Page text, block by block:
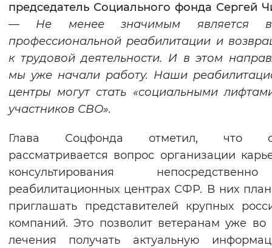
Звуковой ассистент
Воспроизвести Остановить
Вернуть стандартные настройки
председатель Социального фонда Сергей
— Не менее значимым является
профессиональной реабилитации и
к трудовой деятельности. И в этом
мы уже начали работу. Наши
центры могут стать «социальными
участников СВО».
Глава Соцфонда отметил, что
рассматривается вопрос организации
консультирования
реабилитационных центрах СФР. В них
приглашать представителей крупных
компаний. Это позволит ветеранам уже во
лечения получать актуальную